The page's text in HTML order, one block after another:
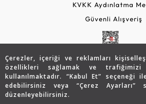
Çerezler, içeriği ve reklamları
özellikleri sağlamak ve
kullanılmaktadır. “Kabul Et” seçeneği
edebilirsiniz veya “Çerez Ayarları”
düzenleyebilirsiniz.
KVKK Aydınlatma
Güvenli Alışveriş